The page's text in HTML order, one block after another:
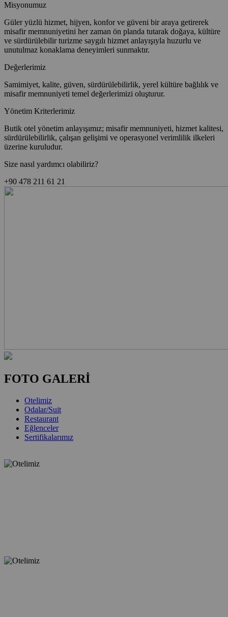
Misyonumuz
Güler yüzlü hizmet, hijyen, konfor ve güveni bir araya getirerek
misafir memnuniyetini her zaman ön planda tutarak doğaya, kültüre
ve sürdürülebilir turizme saygılı hizmet anlayışıyla huzurlu ve
unutulmaz konaklama deneyimleri sunmaktır.
Değerlerimiz
Samimiyet, kalite, güven, sürdürülebilirlik, yerel kültüre bağlılık ve
misafir memnuniyeti temel değerlerimizi oluşturur.
Yönetim Kriterlerimiz
Butik otel yönetim anlayışımız; misafir memnuniyeti, hizmet kalitesi,
sürdürülebilirlik, çalışan gelişimi ve operasyonel verimlilik ilkeleri
üzerine kuruludur.
Size nasıl yardımcı olabiliriz?
+90 478 211 61 21
FOTO GALERİ
Otelimiz
Odalar/Suit
Restaurant
Eğlenceler
Sertifikalarımız